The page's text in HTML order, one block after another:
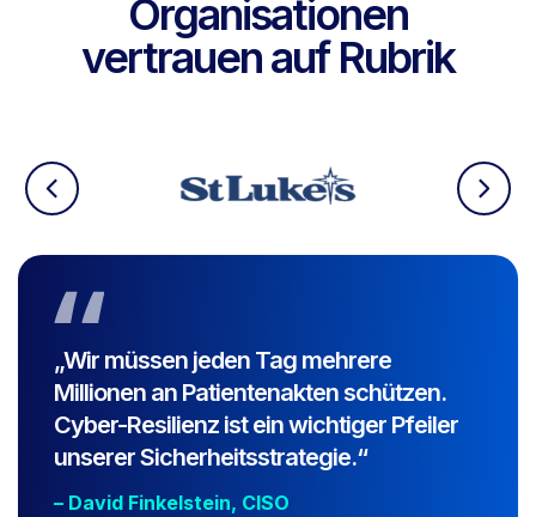
Organisationen
vertrauen auf Rubrik
„Wir müssen jeden Tag mehrere
Millionen an Patientenakten schützen.
Cyber-Resilienz ist ein wichtiger Pfeiler
unserer Sicherheitsstrategie.“
– David Finkelstein, CISO